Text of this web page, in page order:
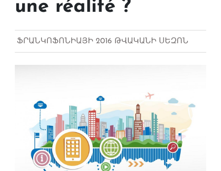
une réalité ?
ՖՐԱՆԿՈՖՈՆԻԱՅԻ 2016 ԹՎԱԿԱՆԻ ՍԵԶՈՆ